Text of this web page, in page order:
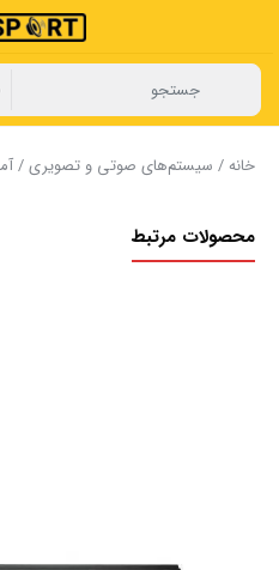
خانه/ سیستم‌های صوتی و تصویری/
محصولات مرتبط